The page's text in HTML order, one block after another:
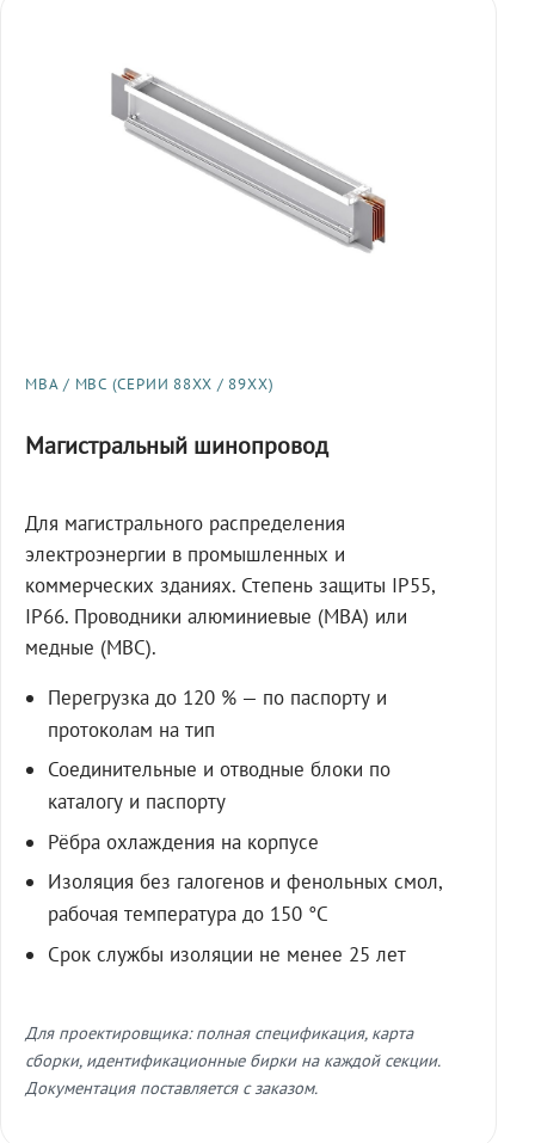
МВА / МВС (СЕРИИ 88XX / 89XX)
Магистральный шинопровод
Для магистрального распределения
электроэнергии в промышленных и
коммерческих зданиях. Степень защиты IP55,
IP66. Проводники алюминиевые (МВА) или
медные (МВС).
Перегрузка до 120 % — по паспорту и
протоколам на тип
Соединительные и отводные блоки по
каталогу и паспорту
Рёбра охлаждения на корпусе
Изоляция без галогенов и фенольных смол,
рабочая температура до 150 °C
Срок службы изоляции не менее 25 лет
Для проектировщика: полная спецификация, карта
сборки, идентификационные бирки на каждой секции.
Документация поставляется с заказом.